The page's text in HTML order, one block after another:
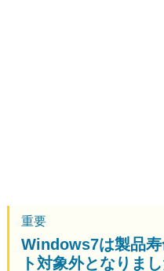
重要
Windows7は製品
ト対象外となりま